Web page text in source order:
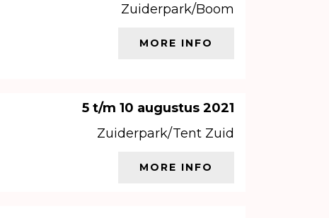
Zuiderpark/Boom
MORE INFO
5 t/m 10 augustus 2021
Zuiderpark/Tent Zuid
MORE INFO